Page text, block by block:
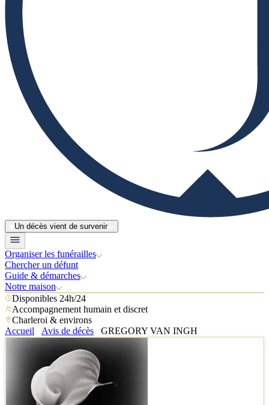
Un décès vient de survenir
Organiser les funérailles
Chercher un défunt
Guide & démarches
Notre maison
Disponibles 24h/24
Accompagnement humain et discret
Charleroi & environs
Accueil
Avis de décès GREGORY VAN INGH